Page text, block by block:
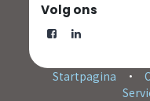
Volg ons
Startpagina •